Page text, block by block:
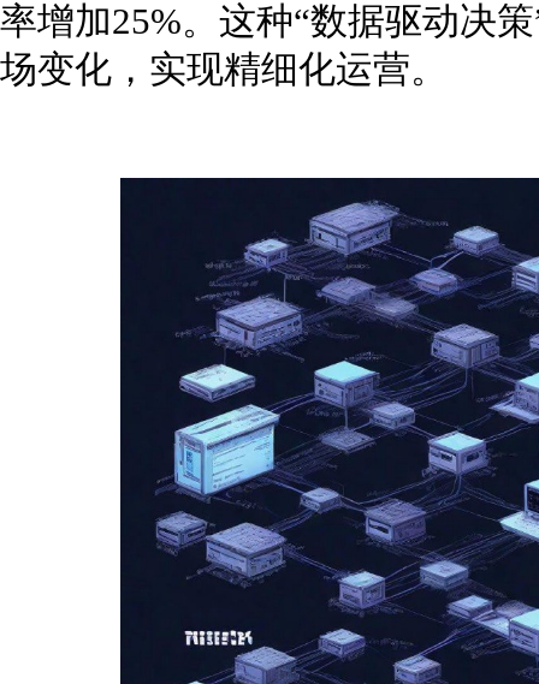
率增加25%。这种“数据驱动决
场变化，实现精细化运营。